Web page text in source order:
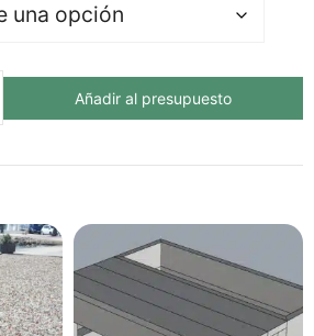
JARDINERA
ECOLÓGICA
PLÁSTICO
RECICLADO
cantidad
Añadir al presupuesto